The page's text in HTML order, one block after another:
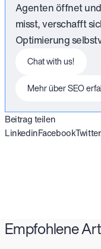
Agenten öffnet
misst, verschafft
Optimierung
Chat with us!
This is
Mehr über SEO
This
Beitrag teilen
LinkedinFacebook
Empfohlene